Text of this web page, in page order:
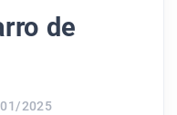
de
2025